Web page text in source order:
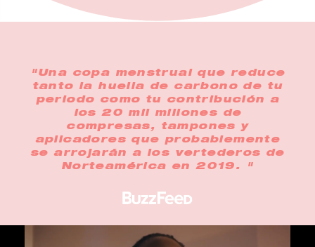
"Una copa menstrual que reduce
tanto la huella de carbono de tu
periodo como tu contribución a
los 20 mil millones de
compresas, tampones y
aplicadores que probablemente
se arrojarán a los vertederos de
Norteamérica en 2019. "